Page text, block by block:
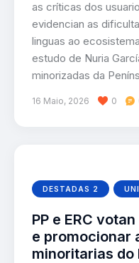
as críticas dos
evidencian as
linguas ao
estudo de Nuria
minorizadas da
16 Maio, 2026 0
DESTADAS 2
PP e ERC
e promocionar
minoritarias do